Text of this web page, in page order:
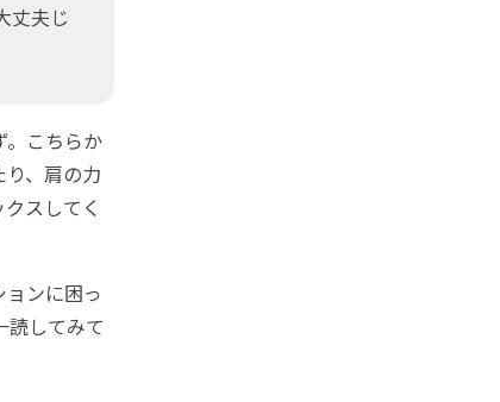
丈夫じ
こちらか
、肩の力
スしてく
ンに困っ
読してみて